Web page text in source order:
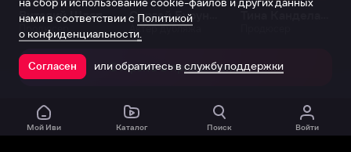
Виталий Шляппо
Продюсер Актёр дубляжа
Открыть в приложении
Мой Иви Каталог Поиск Войти
нами в соответствии с Политикой
о конфиденциальности.
Согласен или обратитесь в службу поддержки